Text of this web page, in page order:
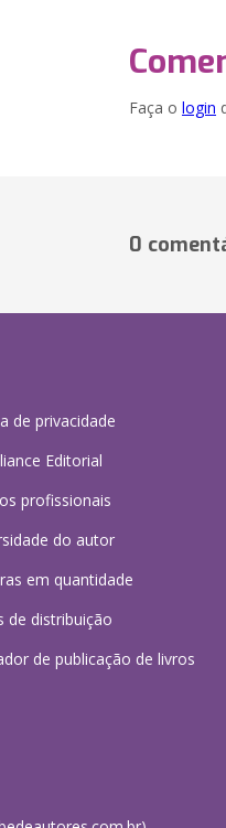
Faça o login
0
de privacidade
Editorial
profissionais
do autor
em quantidade
de distribuição
de publicação de livros